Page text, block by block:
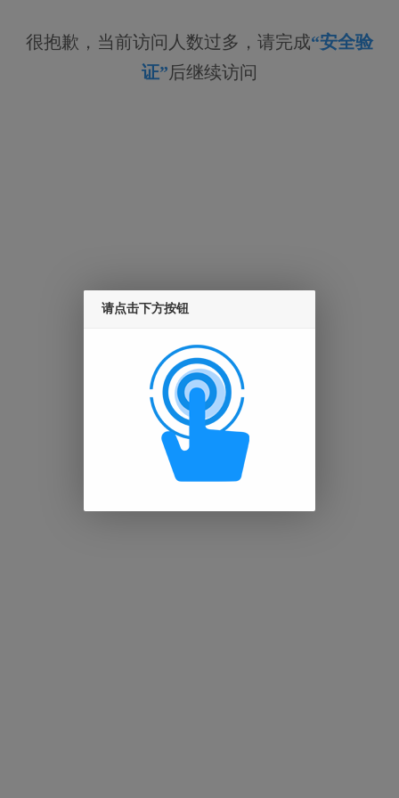
很抱歉，当前访问人数过多，请完成“安全验
证”后继续访问
请点击下方按钮